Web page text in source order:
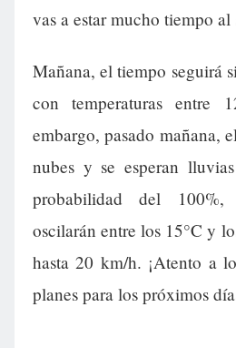
vas a estar mucho tiempo al
Mañana, el tiempo seguirá
con temperaturas entre
embargo, pasado mañana,
nubes y se esperan
probabilidad del 100%,
oscilarán entre los 15°C y
hasta 20 km/h. ¡Atento a
planes para los próximos